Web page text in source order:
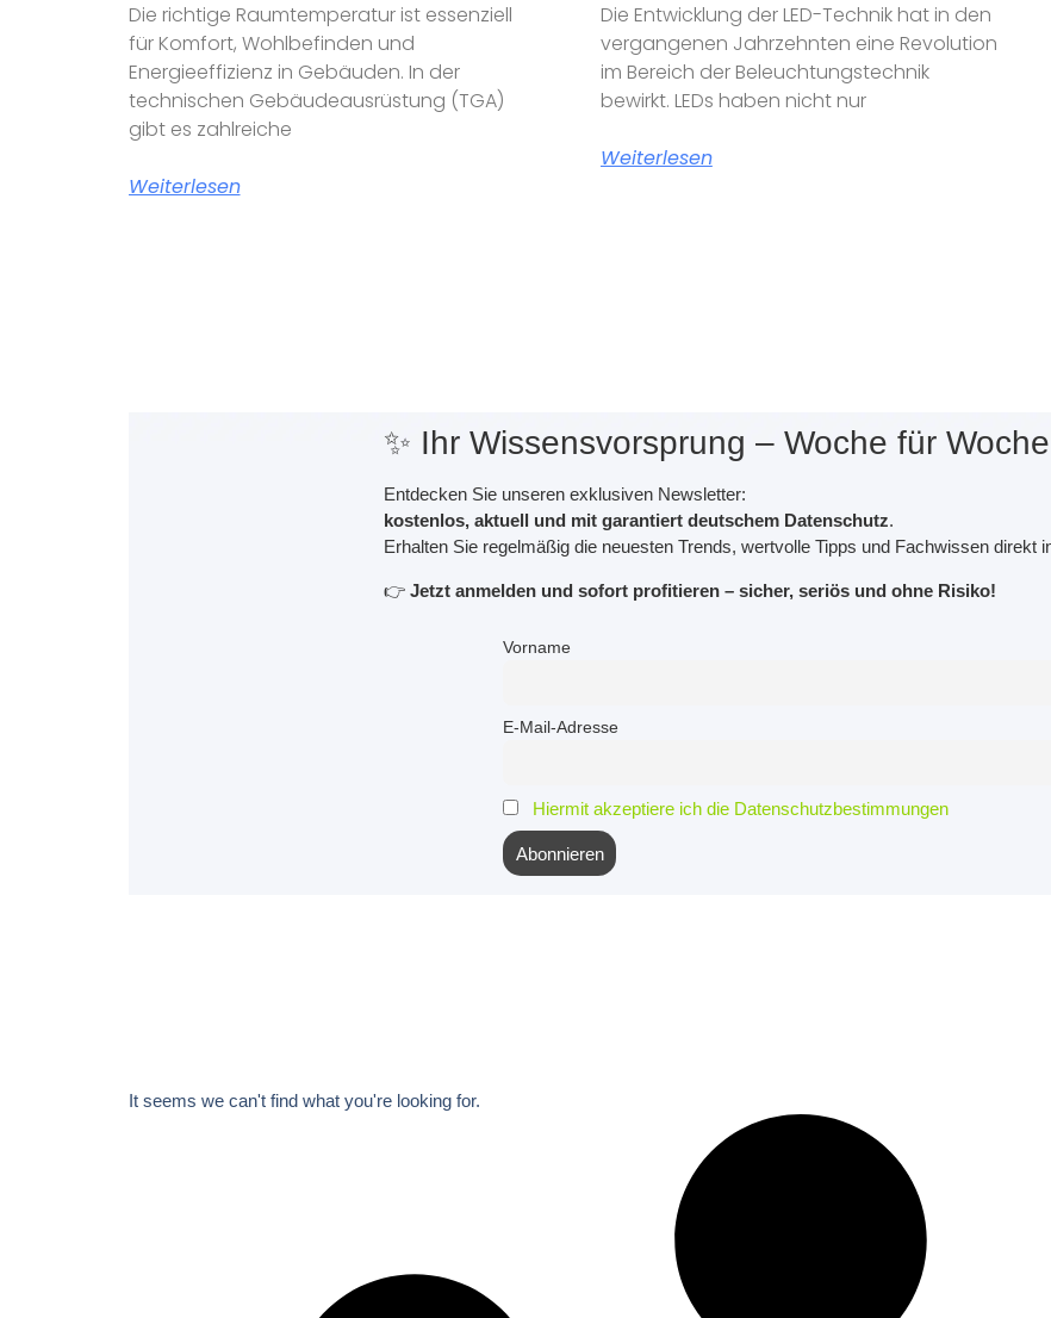
Die richtige Raumtemperatur ist essenziell
für Komfort, Wohlbefinden und
Energieeffizienz in Gebäuden. In der
technischen Gebäudeausrüstung (TGA)
gibt es zahlreiche
Weiterlesen
Die Entwicklung der LED-Technik hat in den
vergangenen Jahrzehnten eine Revolution
im Bereich der Beleuchtungstechnik
bewirkt. LEDs haben nicht nur
Weiterlesen
✨ Ihr Wissensvorsprung – Woche für Woche
Entdecken Sie unseren exklusiven Newsletter:
kostenlos, aktuell und mit garantiert deutschem Datenschutz.
Erhalten Sie regelmäßig die neuesten Trends, wertvolle Tipps und Fachwissen direkt
👉 Jetzt anmelden und sofort profitieren – sicher, seriös und ohne Risiko!
Vorname
E-Mail-Adresse
Hiermit akzeptiere ich die Datenschutzbestimmungen
It seems we can't find what you're looking for.